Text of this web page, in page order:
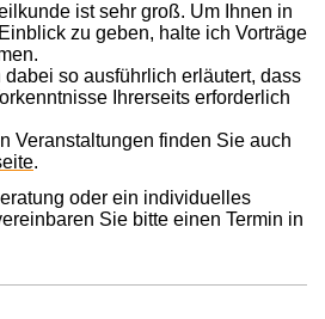
ist sehr groß. Um Ihnen in
zu geben, halte ich Vorträge
so ausführlich erläutert, dass
Ihrerseits erforderlich
Veranstaltungen finden Sie auch
.
oder ein individuelles
Sie bitte einen Termin in